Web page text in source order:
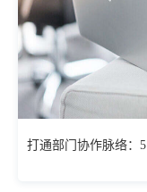
打通部门协作脉络：